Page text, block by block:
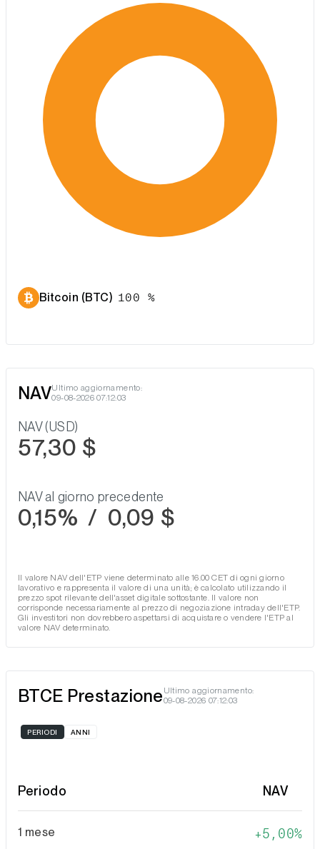
Bitcoin (BTC) 100 %
NAVUltimo aggiornamento:
09-08-2026 07:12:03
NAV (USD)
57,30 $
NAV al giorno precedente
0,15% / 0,09 $
Il valore NAV dell'ETP viene determinato alle 16.00 CET di ogni giorno
lavorativo e rappresenta il valore di una unità; è calcolato utilizzando il
prezzo spot rilevante dell'asset digitale sottostante. Il valore non
corrisponde necessariamente al prezzo di negoziazione intraday dell'ETP.
Gli investitori non dovrebbero aspettarsi di acquistare o vendere l'ETP al
valore NAV determinato.
BTCE Prestazione Ultimo aggiornamento:
09-08-2026 07:12:03
PERIODI ANNI
Periodo NAV
1 mese 5,00%